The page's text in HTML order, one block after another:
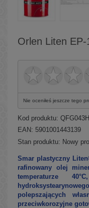
Orlen Liten
Nie oceniłeś jeszcze tego
Kod produktu:
EAN: 5901001443139
Stan produktu: Nowy
Smar plastyczny
rafinowany olej
temperaturze
polepszających
przeciwkorozyjne